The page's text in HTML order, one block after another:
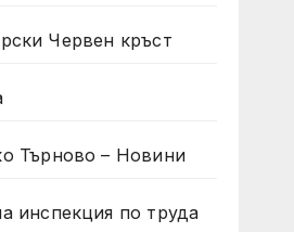
Червен кръст
Търново – Новини
инспекция по труда